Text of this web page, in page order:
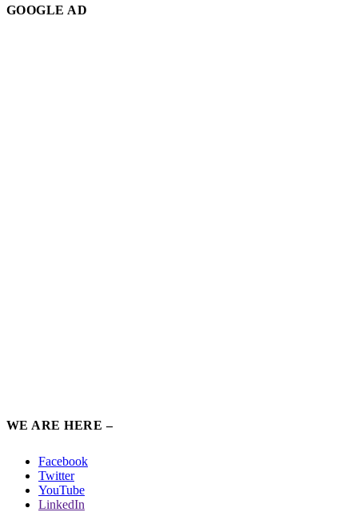
GOOGLE AD
WE ARE HERE –
Facebook
Twitter
YouTube
LinkedIn